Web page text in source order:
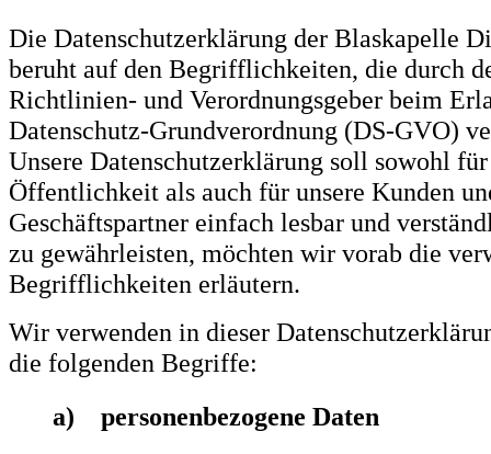
Die Datenschutzerklärung der Blaskapelle
beruht auf den Begrifflichkeiten, die durch
Richtlinien- und Verordnungsgeber beim
Datenschutz-Grundverordnung (DS-GVO)
Unsere Datenschutzerklärung soll sowohl
Öffentlichkeit als auch für unsere Kunden
Geschäftspartner einfach lesbar und
zu gewährleisten, möchten wir vorab die
Begrifflichkeiten erläutern.
Wir verwenden in dieser
die folgenden Begriffe:
a) personenbezogene Daten